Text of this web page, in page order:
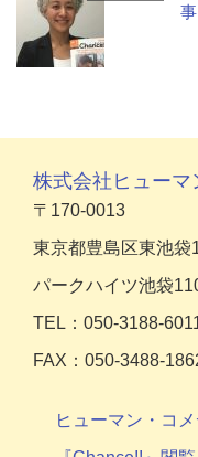
株式会社ヒューマ
〒170-0013
東京都豊島区東池袋
パークハイツ池袋
TEL：050-3188-
FAX：050-3488-
ヒューマン・コ